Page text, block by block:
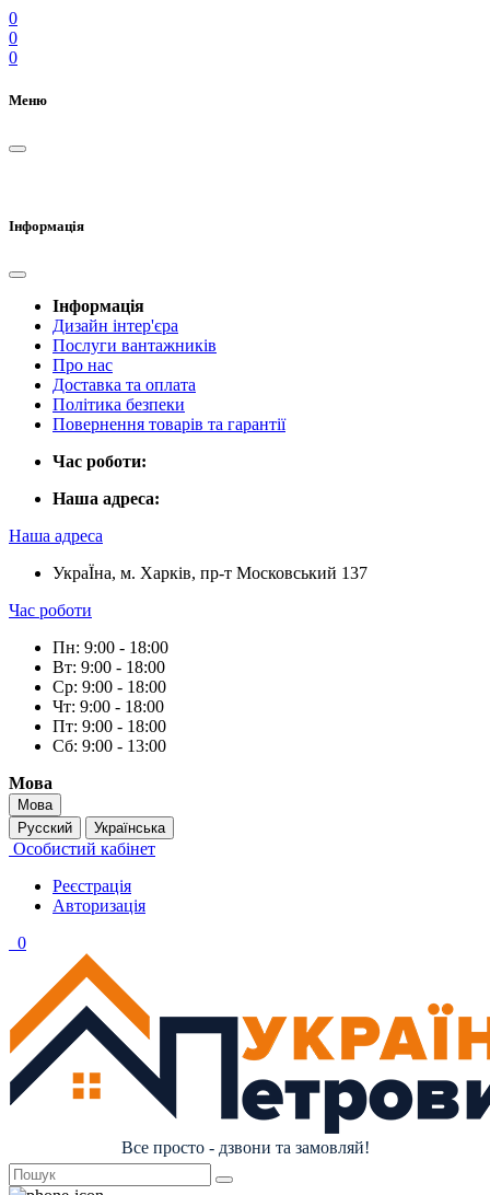
0
0
0
Меню
Інформація
Інформація
Дизайн інтер'єра
Послуги вантажників
Про нас
Доставка та оплата
Політика безпеки
Повернення товарів та гарантії
Час роботи:
Наша адреса:
Наша адреса
УкраЇна, м. Харків, пр-т Московський 137
Час роботи
Пн: 9:00 - 18:00
Вт: 9:00 - 18:00
Ср: 9:00 - 18:00
Чт: 9:00 - 18:00
Пт: 9:00 - 18:00
Сб: 9:00 - 13:00
Мова
Мова
Русский
Українська
Особистий кабінет
Реєстрація
Авторизація
0
Все просто - дзвони та замовляй!